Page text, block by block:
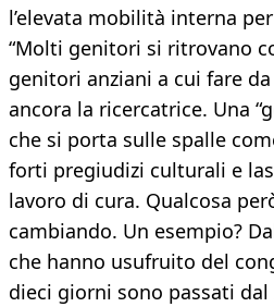
l’elevata mobilità interna
“Molti genitori si ritrovano
genitori anziani a cui fare
ancora la ricercatrice. Una
che si porta sulle spalle
forti pregiudizi culturali e
lavoro di cura. Qualcosa
cambiando. Un esempio?
che hanno usufruito del
dieci giorni sono passati dal